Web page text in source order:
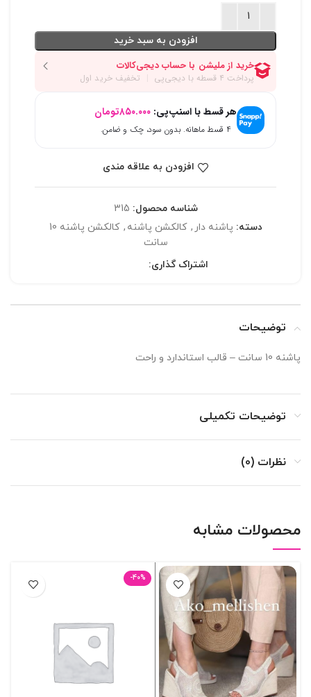
افزودن به سبد خرید
هر قسط با اسنپ‌پی: ۸۵۰.۰۰۰تومان
۴ قسط ماهانه. بدون سود، چک و ضامن.
افزودن به علاقه مندی
شناسه محصول: 315
دسته: پاشنه دار , کالکشن پاشنه ,
کالکشن پاشنه 10
سانت
اشتراک گذاری:
توضیحات
پاشنه 10 سانت – قالب استاندارد و راحت
توضیحات تکمیلی
نظرات (0)
محصولات مشابه
-40%